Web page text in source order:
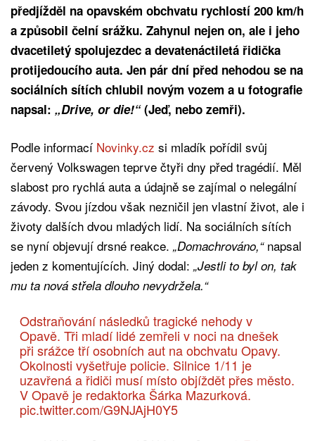
předjížděl na opavském obchvatu rychlostí 200 km/h
a způsobil čelní srážku. Zahynul nejen on, ale i jeho
dvacetiletý spolujezdec a devatenáctiletá řidička
protijedoucího auta. Jen pár dní před nehodou se na
sociálních sítích chlubil novým vozem a u fotografie
napsal: „Drive, or die!“(Jeď, nebo zemři).
Podle informací Novinky.cz si mladík pořídil svůj
červený Volkswagen teprve čtyři dny před tragédií. Měl
slabost pro rychlá auta a údajně se zajímal o nelegální
závody. Svou jízdou však nezničil jen vlastní život, ale i
životy dalších dvou mladých lidí. Na sociálních sítích
se nyní objevují drsné reakce. „Domachrováno,“napsal
jeden z komentujících. Jiný dodal: „Jestli to byl on, tak
mu ta nová střela dlouho nevydržela.“
Odstraňování následků tragické nehody v
Opavě. Tři mladí lidé zemřeli v noci na dnešek
při srážce tří osobních aut na obchvatu Opavy.
Okolnosti vyšetřuje policie. Silnice 1/11 je
uzavřená a řidiči musí místo objíždět přes město.
V Opavě je redaktorka Šárka Mazurková.
pic.twitter.com/G9NJAjH0Y5